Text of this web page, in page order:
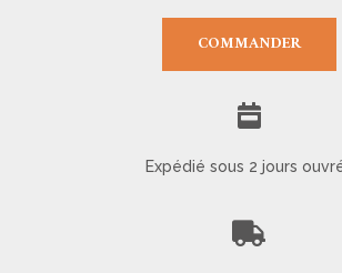
COMMANDER
Expédié sous 2 jours